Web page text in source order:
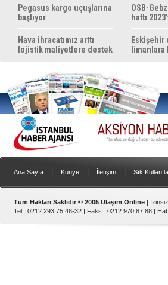
Pegasus kargo uçuşlarına
başlıyor
Hava ihracatımız arttı
lojistik maliyetlere destek
OSB-
hattı
limanlara
Ana Sayfa Künye İletişim Sık
Tüm Hakları Saklıdır © 2005 Ulaşım Online |
Tel : 0212 293 75 48-32 | Faks : 0212 970 87 88 |